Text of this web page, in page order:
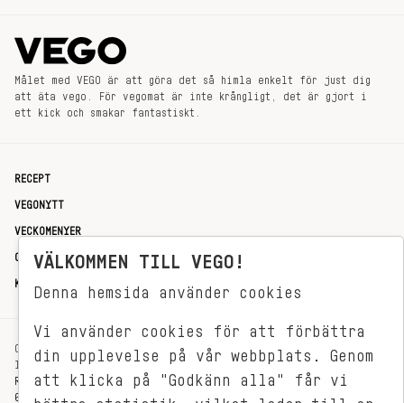
Målet med VEGO är att göra det så himla enkelt för just dig
att äta vego. För vegomat är inte krångligt, det är gjort i
ett kick och smakar fantastiskt.
RECEPT
VEGONYTT
VECKOMENYER
OM OSS
KONTAKT
OXENSTIERNSGATAN 33
114 27 STOCKHOLM
REDAKTIONEN@VEGOMAGASINET.SE
08-799 62 01
VÄLKOMMEN TILL VEGO!
Denna hemsida använder cookies
Vi använder cookies för att förbättra
din upplevelse på vår webbplats. Genom
att klicka på "Godkänn alla" får vi